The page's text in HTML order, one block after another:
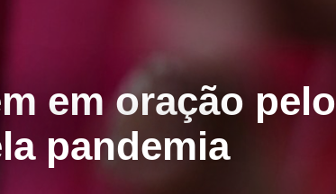
em oração pelo
pandemia